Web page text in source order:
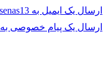
ارسال یک ایمیل به mohsenas13.
ارسال یک پیام خصوصی به mohsenas13.